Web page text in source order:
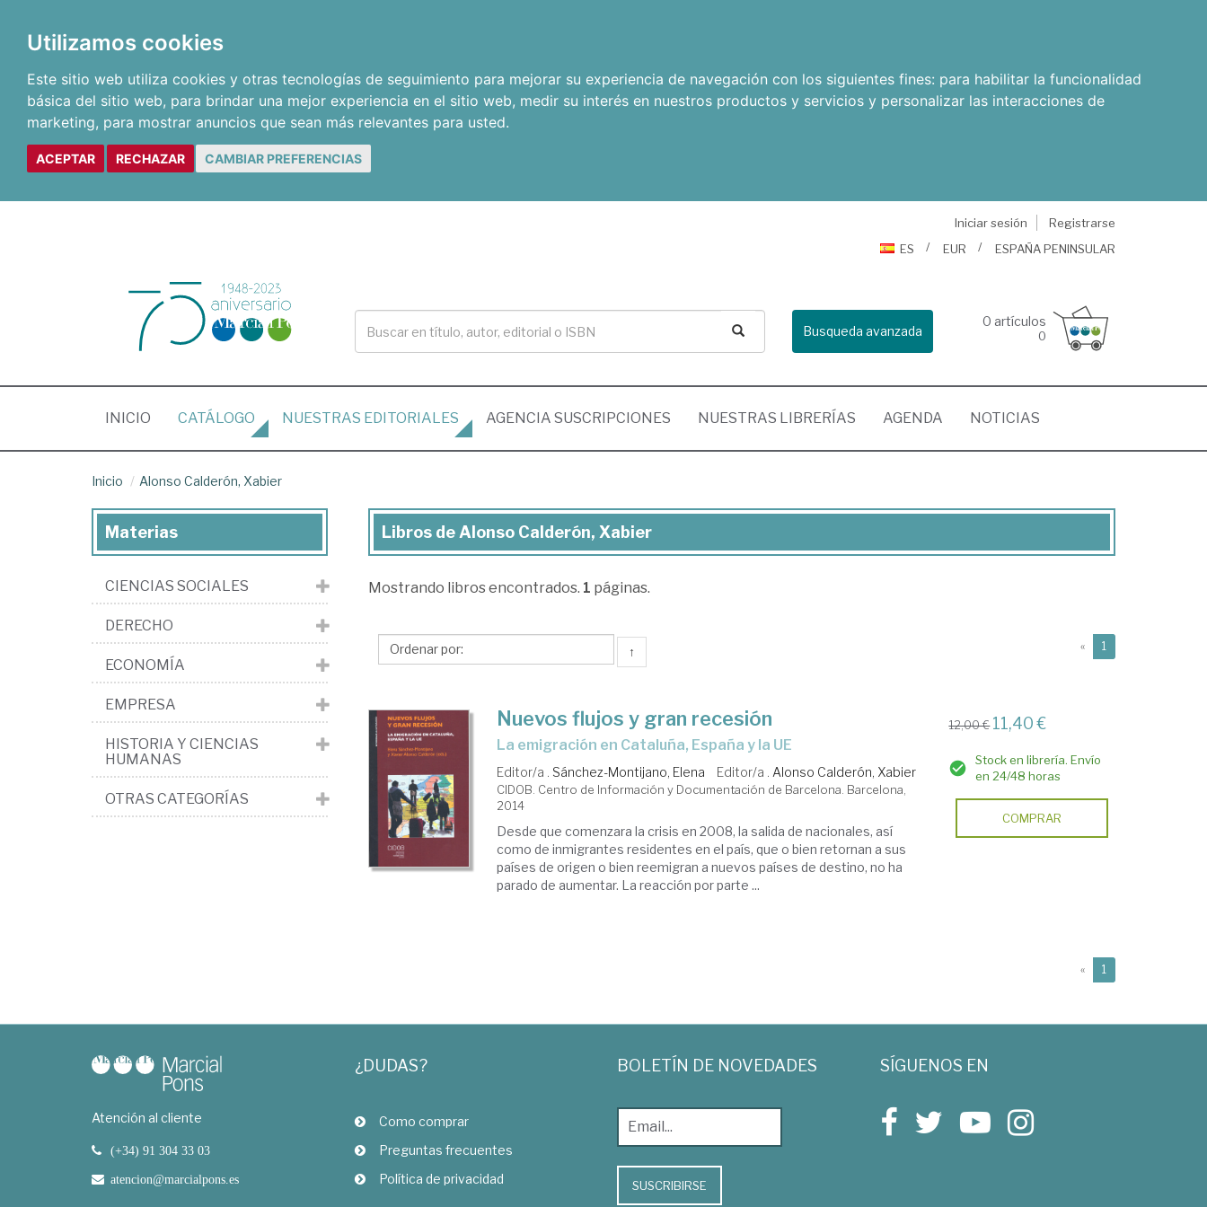
Utilizamos cookies
Este sitio web utiliza cookies y otras tecnologías de seguimiento para mejorar su experiencia de navegación con los siguientes fines: para habilitar la funcionalidad
básica del sitio web, para brindar una mejor experiencia en el sitio web, medir su interés en nuestros productos y servicios y personalizar las interacciones de
marketing, para mostrar anuncios que sean más relevantes para usted.
ACEPTAR RECHAZAR CAMBIAR PREFERENCIAS
Iniciar sesión
Registrarse
ES
EUR ESPAÑA PENINSULAR
Busqueda avanzada
0 artículos
0
INICIO (CURRENT)
CATÁLOGO NUESTRAS EDITORIALES AGENCIA SUSCRIPCIONES NUESTRAS LIBRERÍAS AGENDA NOTICIAS
Inicio Alonso Calderón, Xabier
Libros
Alonso
Xabier
Libros de Alonso Calderón, Xabier
Mostrando libros encontrados. 1 páginas.
↑ « 1
Nuevos flujos y gran recesión
la emigración en Cataluña, España y la UE
Editor/a . Sánchez-Montijano, Elena Editor/a . Alonso Calderón, Xabier
CIDOB. Centro de Información y Documentación de Barcelona. Barcelona,
2014
Desde que comenzara la crisis en 2008, la salida de nacionales, así
como de inmigrantes residentes en el país, que o bien retornan a sus
países de origen o bien reemigran a nuevos países de destino, no ha
parado de aumentar. La reacción por parte ...
12,00 € 11,40 €
Stock en librería. Envío
en 24/48 horas
COMPRAR
« 1
Materias
CIENCIAS SOCIALES
DERECHO
ECONOMÍA
EMPRESA
HISTORIA Y CIENCIAS
HUMANAS
OTRAS CATEGORÍAS
Atención al cliente
(+34) 91 304 33 03
atencion@marcialpons.es
¿DUDAS?
Como comprar
Preguntas frecuentes
Política de privacidad
BOLETÍN DE NOVEDADES
SUSCRIBIRSE
SÍGUENOS EN